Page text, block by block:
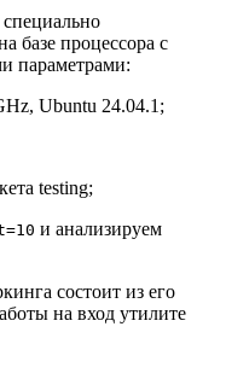
базе процессора с
параметрами:
Ubuntu 24.04.1;
testing;
и анализируем
состоит из его
на вход утилите